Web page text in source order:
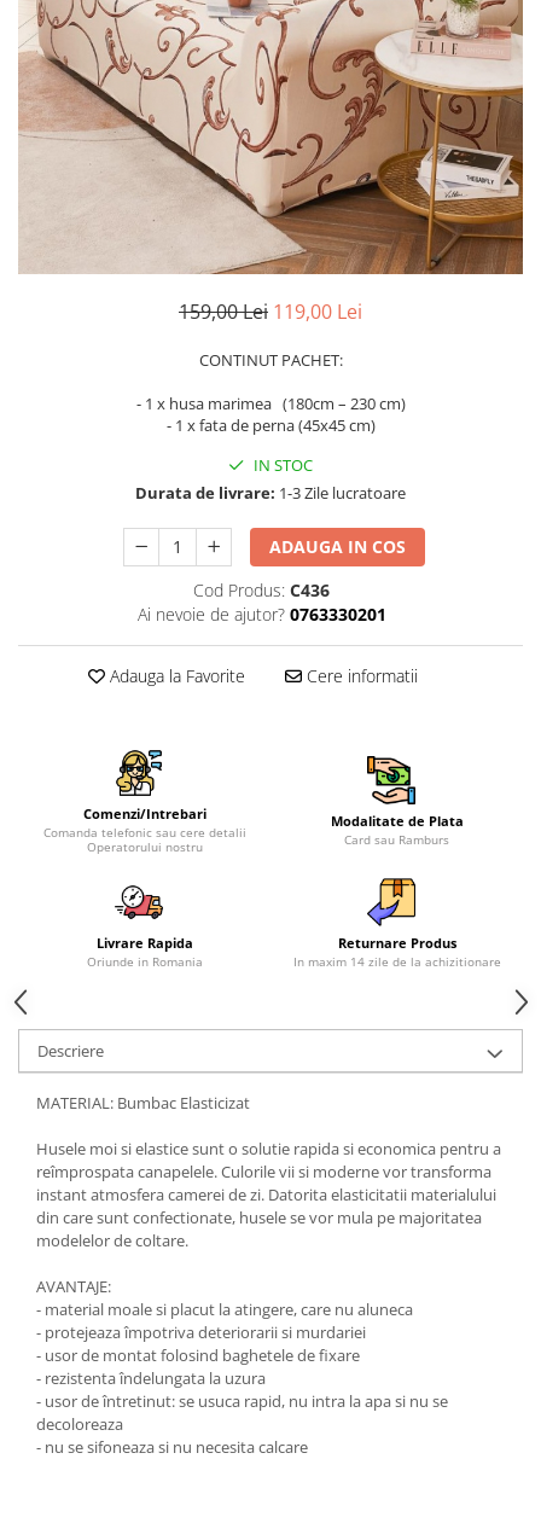
Cearceaf Normal
Lenjerii Pat Imprimeu 5D cu Elastic
Cearceaf cu Elastic pat 1 Persoana
Cearceaf cu Elastic pat 2 Persoane
Lenjerii Pat Inimi Brodate
Lenjerii Pat, Bumbac-Finet
159,00 Lei 119,00 Lei
CONTINUT PACHET:
- 1 x husa marimea (180cm – 230 cm)
- 1 x fata de perna (45x45 cm)
IN STOC
Durata de livrare: 1-3 Zile lucratoare
ADAUGA IN COS
Cod Produs: C436
Ai nevoie de ajutor? 0763330201
Adauga la Favorite Cere informatii
Comenzi/Intrebari
Comanda telefonic sau cere detalii
Operatorului nostru
Modalitate de Plata
Card sau Ramburs
Livrare Rapida
Oriunde in Romania
Returnare Produs
In maxim 14 zile de la achizitionare
Descriere
MATERIAL: Bumbac Elasticizat
Husele moi si elastice sunt o solutie rapida si economica pentru a
reîmprospata canapelele. Culorile vii si moderne vor transforma
instant atmosfera camerei de zi. Datorita elasticitatii materialului
din care sunt confectionate, husele se vor mula pe majoritatea
modelelor de coltare.
AVANTAJE:
- material moale si placut la atingere, care nu aluneca
- protejeaza împotriva deteriorarii si murdariei
- usor de montat folosind baghetele de fixare
- rezistenta îndelungata la uzura
- usor de întretinut: se usuca rapid, nu intra la apa si nu se
decoloreaza
- nu se sifoneaza si nu necesita calcare